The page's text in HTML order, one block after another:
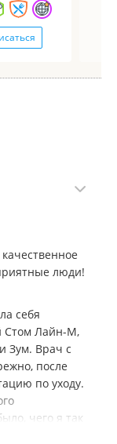
люди!
себя
Стом Лайн-М,
Зум. Врач с
после
по уходу.
чего я так